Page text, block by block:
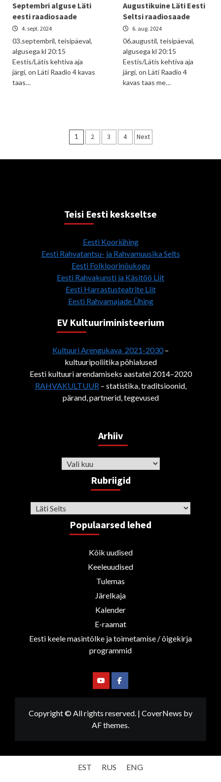
Septembri alguse Läti
eesti raadiosaade
4. sept. 2024
03.septembril, teisipäeval,
algusega kl 20:15
Eestis/Lätis kehtiva aja
järgi, on Läti Raadio 4 kavas
taas…
Augustikuine Läti Eesti
Seltsi raadiosaade
6. aug. 2024
06.augustil, teisipäeval,
algusega kl 20:15
Eestis/Lätis kehtiva aja
järgi, on Läti Raadio 4
kavas taas me…
Posts
1 2 3 4 Next
Teisi Eesti keskseltse
Eesti Kooriühing
Eesti Rahvatantsu- ja Rahvamuusika Selts
Eesti Folkloorinõukogu
Eesti Rahvakunsti ja Käsitöö Liit
Eesti Harrastusteatrite Liit
Eesti Rahvamajade Ühing
EV Kultuuriministeerium
Kultuuri Arengukava 2021-2030–
kultuuripoliitika põhialused
Eesti kultuuri arendamiseks aastatel 2014–2020
RAHVAKULTUUR– statistika, traditsioonid,
pärand, partnerid, tegevused
Arhiiv
Arhiiv
Rubriigid
Rubriigid
Populaarsed lehed
Kõik uudised
Keeleuudised
Tulemas
Järelkaja
Kalender
E-raamat
Eesti keele masintõlke ja toimetamise / õigekirja
programmid
YoutubeFacebook
Copyright © All rights reserved. | CoverNews by
AF themes.
EST RUS ENG